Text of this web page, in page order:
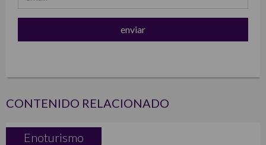
CONTENIDO RELACIONADO
Enoturismo